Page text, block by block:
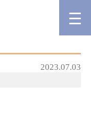
2023.07.03